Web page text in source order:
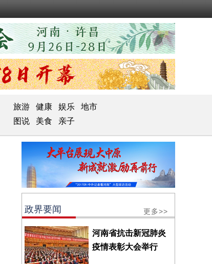
旅游 健康 娱乐
地市
图说 美食 亲子
政界要闻 更多>>
河南省抗击新冠肺炎
疫情表彰大会举行